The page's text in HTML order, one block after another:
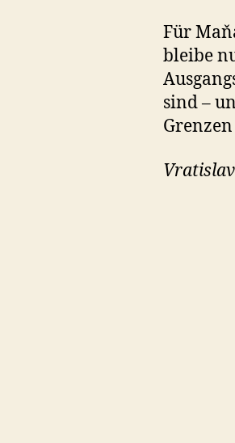
Für
bleibe
sind –